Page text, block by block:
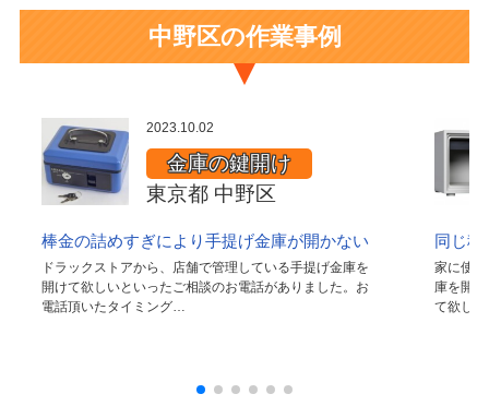
中野区の作業事例
2023.10.02
金庫の鍵開け
東京都 中野区
棒金の詰めすぎにより手提げ金庫が開かない
ドラックストアから、店舗で管理している手提げ金庫を
開けて欲しいといったご相談のお電話がありました。お
電話頂いたタイミング…
同じ種
家に使
庫を開
て欲し